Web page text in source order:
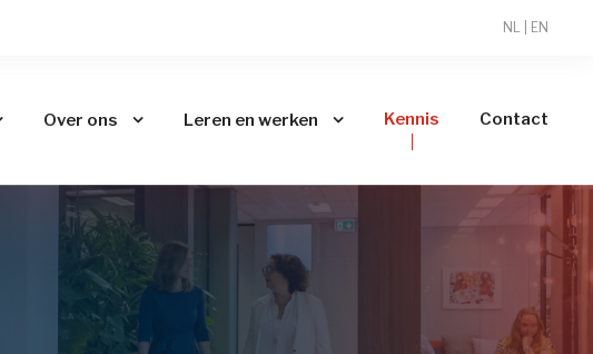
NL EN
Over ons Leren en werken Kennis Contact